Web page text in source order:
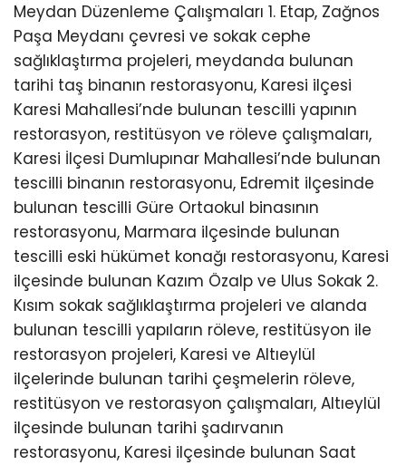
Meydan Düzenleme Çalışmaları 1. Etap, Zağnos
Paşa Meydanı çevresi ve sokak cephe
sağlıklaştırma projeleri, meydanda bulunan
tarihi taş binanın restorasyonu, Karesi ilçesi
Karesi Mahallesi’nde bulunan tescilli yapının
restorasyon, restitüsyon ve röleve çalışmaları,
Karesi İlçesi Dumlupınar Mahallesi’nde bulunan
tescilli binanın restorasyonu, Edremit ilçesinde
bulunan tescilli Güre Ortaokul binasının
restorasyonu, Marmara ilçesinde bulunan
tescilli eski hükümet konağı restorasyonu, Karesi
ilçesinde bulunan Kazım Özalp ve Ulus Sokak 2.
Kısım sokak sağlıklaştırma projeleri ve alanda
bulunan tescilli yapıların röleve, restitüsyon ile
restorasyon projeleri, Karesi ve Altıeylül
ilçelerinde bulunan tarihi çeşmelerin röleve,
restitüsyon ve restorasyon çalışmaları, Altıeylül
ilçesinde bulunan tarihi şadırvanın
restorasyonu, Karesi ilçesinde bulunan Saat